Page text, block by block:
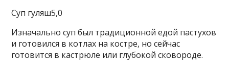
Суп гуляш5,0
Изначально суп был традиционной едой пастухов
и готовился в котлах на костре, но сейчас
готовится в кастрюле или глубокой сковороде.